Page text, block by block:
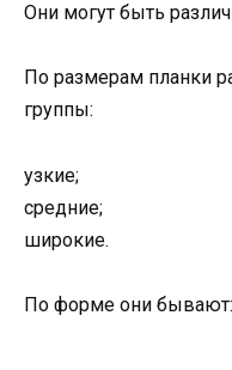
Они могут быть
По размерам планки
группы:
узкие;
средние;
широкие.
По форме они бывают: